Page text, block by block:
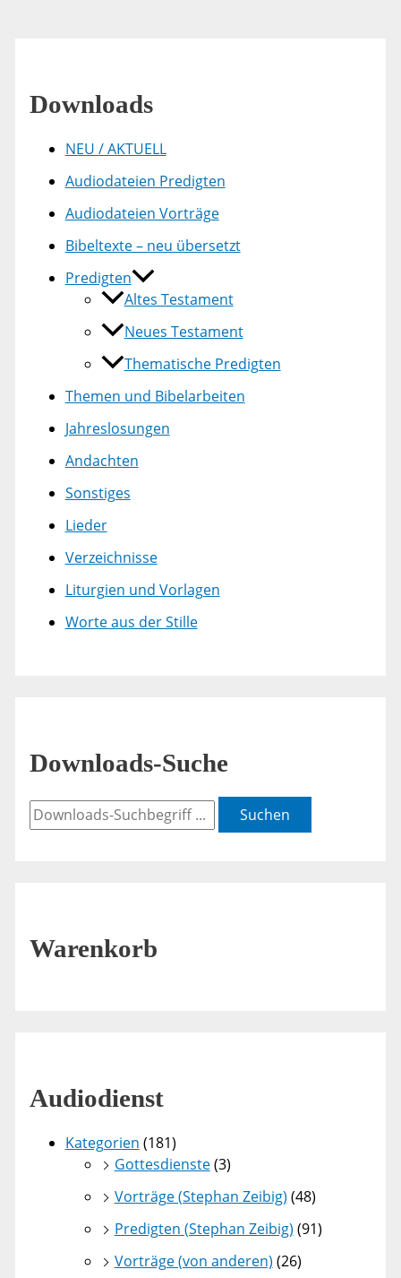
Downloads
NEU / AKTUELL
Audiodateien Predigten
Audiodateien Vorträge
Bibeltexte – neu übersetzt
Predigten
Altes Testament
Neues Testament
Thematische Predigten
Themen und Bibelarbeiten
Jahreslosungen
Andachten
Sonstiges
Lieder
Verzeichnisse
Liturgien und Vorlagen
Worte aus der Stille
Downloads-Suche
Suchen
Warenkorb
Audiodienst
Kategorien (181)
Gottesdienste(3)
Vorträge (Stephan Zeibig) (48)
Predigten (Stephan Zeibig) (91)
Vorträge (von anderen) (26)